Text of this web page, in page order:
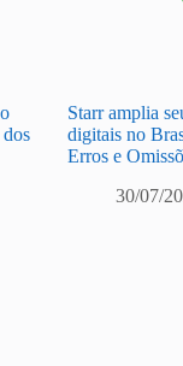
Starr amplia
digitais no
Erros e
30/07/